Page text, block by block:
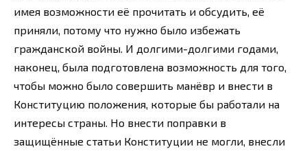
имея возможности её прочитать и обсудить, её
приняли, потому что нужно было избежать
гражданской войны. И долгими-долгими годами,
наконец, была подготовлена возможность для того,
чтобы можно было совершить манёвр и внести в
Конституцию положения, которые бы работали на
интересы страны. Но внести поправки в
защищённые статьи Конституции не могли, внесли